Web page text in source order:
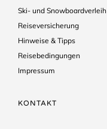
Ski- und Snowboardverleih
Reiseversicherung
Hinweise & Tipps
Reisebedingungen
Impressum
KONTAKT